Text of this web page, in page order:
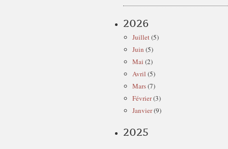
2026
Juillet(5)
Juin (5)
Mai (2)
Avril (5)
Mars(7)
Février(3)
Janvier(9)
2025